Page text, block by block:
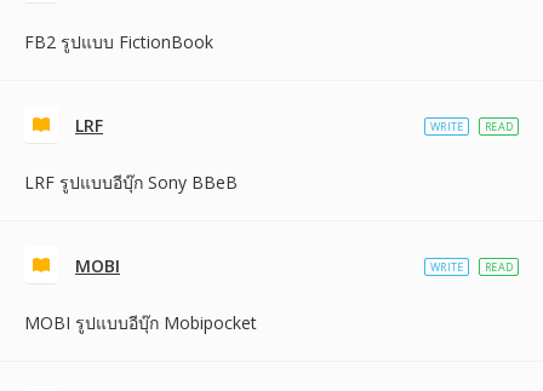
FB2 รูปแบบ FictionBook
LRF
LRF รูปแบบอีบุ๊ก Sony BBeB
WRITE READ
MOBI
MOBI รูปแบบอีบุ๊ก Mobipocket
WRITE READ